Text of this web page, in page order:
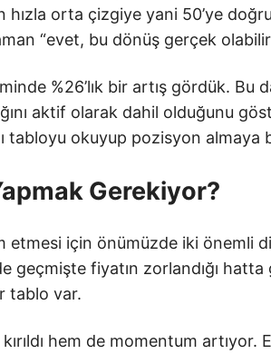
hızla orta çizgiye yani 50’ye
“evet, bu dönüş gerçek
%26’lık bir artış gördük. Bu
aktif olarak dahil olduğunu
tabloyu okuyup pozisyon almaya
Gerekiyor?
etmesi için önümüzde iki önemli
geçmişte fiyatın zorlandığı
tablo var.
hem de momentum